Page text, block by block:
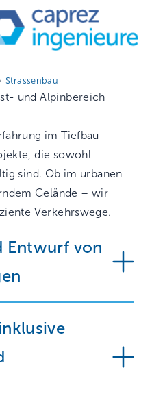
Strassenbau
und Alpinbereich
im Tiefbau
die sowohl
sind. Ob im urbanen
Gelände – wir
Verkehrswege.
Entwurf von